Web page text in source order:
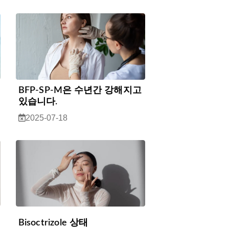
BFP-SP-M은 수년간 강해지고
있습니다.
2025-07-18
Bisoctrizole 상태